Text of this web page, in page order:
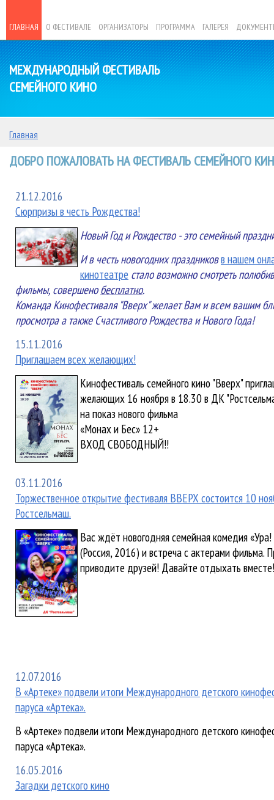
ГЛАВНАЯ О ФЕСТИВАЛЕ ОРГАНИЗАТОРЫ ПРОГРАММА ГАЛЕРЕЯ
МЕЖДУНАРОДНЫЙ ФЕСТИВАЛЬ
СЕМЕЙНОГО КИНО
Главная
ДОБРО ПОЖАЛОВАТЬ НА ФЕСТИВАЛЬ СЕМЕЙНОГО
21.12.2016
Сюрпризы в честь Рождества!
Новый Год и Рождество - это семейный
И в честь новогодних праздниковв нашем
кинотеатре стало возможно смотреть
фильмы, совершенобесплатно.
Команда Кинофестиваля "Вверх" желает Вам и всем вашим
просмотра а также Счастливого Рождества и Нового Года!
15.11.2016
Приглашаем всех желающих!
Кинофестиваль семейного кино "Вверх"
желающих 16 ноября в 18.30 в ДК
на показ нового фильма
«Монах и Бес» 12+
ВХОД СВОБОДНЫЙ!!
03.11.2016
Торжественное открытие фестиваля ВВЕРХ состоится 10
Ростсельмаш.
Вас ждёт новогодняя семейная комедия
(Россия, 2016) и встреча с актерами фильма.
приводите друзей! Давайте отдыхать вместе!
12.07.2016
В «Артеке» подвели итоги Международного детского
паруса «Артека».
В «Артеке» подвели итоги Международного детского
паруса «Артека».
16.05.2016
Загадки детского кино